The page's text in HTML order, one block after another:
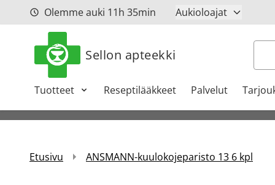
Siirry sisältöönOlemme auki 11h 35min Aukioloajat
Sellon apteekki Haku
Tuotteet Reseptilääkkeet Palvelut
Etusivu ANSMANN-kuulokojeparisto 13 6 kpl